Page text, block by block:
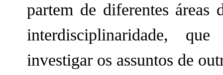
partem de diferentes áreas
interdisciplinaridade,
investigar os assuntos de